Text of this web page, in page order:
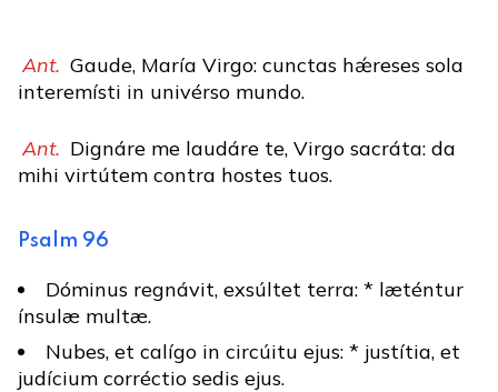
Ant. Gaude, María Virgo: cunctas hǽreses sola
interemísti in univérso mundo.
Ant. Dignáre me laudáre te, Virgo sacráta: da
mihi virtútem contra hostes tuos.
Psalm 96
Dóminus regnávit, exsúltet terra: * læténtur
ínsulæ multæ.
Nubes, et calígo in circúitu ejus: * justítia, et
judícium corréctio sedis ejus.